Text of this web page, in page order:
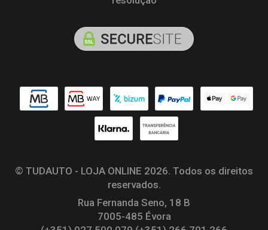
© TUDAUTO - LOJA ONLINE 2026. Todos os direitos
reservados.
Rua Fernanda Seno, 18 B
7005-485 Évora